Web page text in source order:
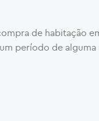
de habitação
período de alguma